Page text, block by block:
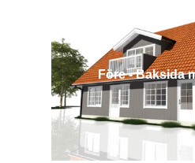
Före - Baksida